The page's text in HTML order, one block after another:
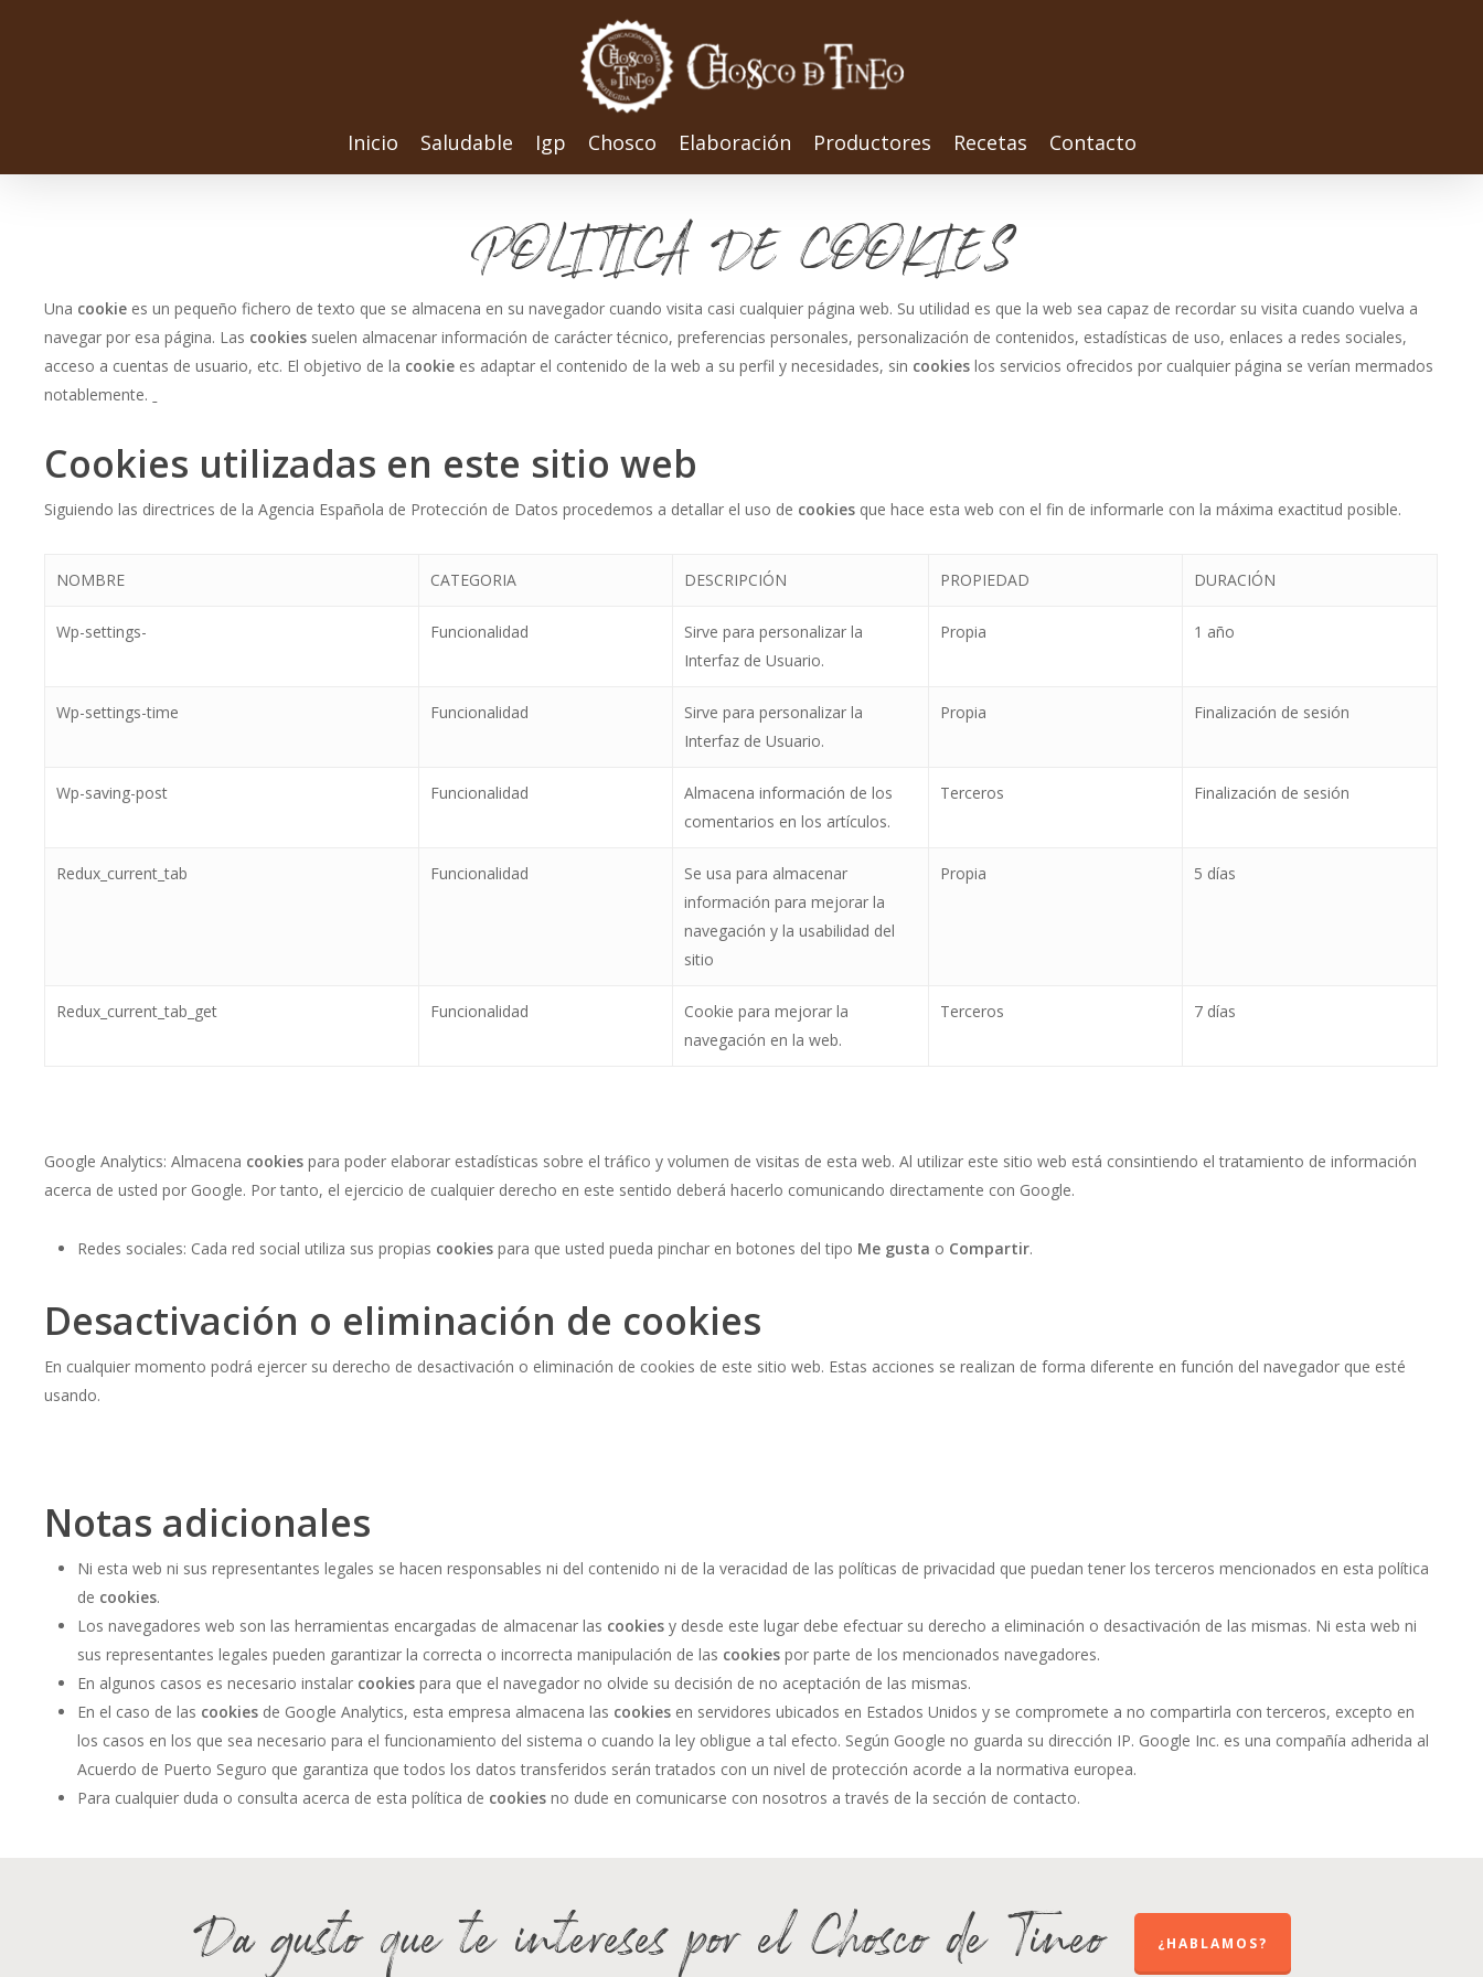
Inicio Saludable Igp Chosco Elaboración Productores Recetas Contacto
POLITICA DE COOKIES
Una cookie es un pequeño fichero de texto que se almacena en su navegador cuando visita casi cualquier página web. Su utilidad es que la web sea capaz de recordar su visita cuando vuelva a
navegar por esa página. Las cookies suelen almacenar información de carácter técnico, preferencias personales, personalización de contenidos, estadísticas de uso, enlaces a redes sociales,
acceso a cuentas de usuario, etc. El objetivo de la cookie es adaptar el contenido de la web a su perfil y necesidades, sin cookieslos servicios ofrecidos por cualquier página se verían mermados
notablemente.
Cookies utilizadas en este sitio web
Siguiendo las directrices de la Agencia Española de Protección de Datos procedemos a detallar el uso de cookies que hace esta web con el fin de informarle con la máxima exactitud posible.
NOMBRE CATEGORIA DESCRIPCIÓN PROPIEDAD DURACIÓN
Wp-settings- Funcionalidad
Sirve para personalizar la
Interfaz de Usuario.
Propia 1 año
Wp-settings-time Funcionalidad
Sirve para personalizar la
Interfaz de Usuario.
Propia Finalización de sesión
Wp-saving-post Funcionalidad
Almacena información de los
comentarios en los artículos.
Terceros Finalización de sesión
Redux_current_tab Funcionalidad
Se usa para almacenar
información para mejorar la
navegación y la usabilidad del
sitio
Propia 5 días
Redux_current_tab_get Funcionalidad
Cookie para mejorar la
navegación en la web.
Terceros 7 días
Google Analytics: Almacena cookiespara poder elaborar estadísticas sobre el tráfico y volumen de visitas de esta web. Al utilizar este sitio web está consintiendo el tratamiento de información
acerca de usted por Google. Por tanto, el ejercicio de cualquier derecho en este sentido deberá hacerlo comunicando directamente con Google.
Redes sociales: Cada red social utiliza sus propias cookiespara que usted pueda pinchar en botones del tipo Me gusta o Compartir.
Desactivación o eliminación de cookies
En cualquier momento podrá ejercer su derecho de desactivación o eliminación de cookies de este sitio web. Estas acciones se realizan de forma diferente en función del navegador que esté
usando.
Notas adicionales
Ni esta web ni sus representantes legales se hacen responsables ni del contenido ni de la veracidad de las políticas de privacidad que puedan tener los terceros mencionados en esta política
de cookies.
Los navegadores web son las herramientas encargadas de almacenar las cookiesy desde este lugar debe efectuar su derecho a eliminación o desactivación de las mismas. Ni esta web ni
sus representantes legales pueden garantizar la correcta o incorrecta manipulación de las cookiespor parte de los mencionados navegadores.
En algunos casos es necesario instalar cookiespara que el navegador no olvide su decisión de no aceptación de las mismas.
En el caso de las cookies de Google Analytics, esta empresa almacena las cookies en servidores ubicados en Estados Unidos y se compromete a no compartirla con terceros, excepto en
los casos en los que sea necesario para el funcionamiento del sistema o cuando la ley obligue a tal efecto. Según Google no guarda su dirección IP. Google Inc. es una compañía adherida al
Acuerdo de Puerto Seguro que garantiza que todos los datos transferidos serán tratados con un nivel de protección acorde a la normativa europea.
Para cualquier duda o consulta acerca de esta política de cookiesno dude en comunicarse con nosotros a través de la sección de contacto.
Da gusto que te intereses por el Chosco de Tineo ¿HABLAMOS?